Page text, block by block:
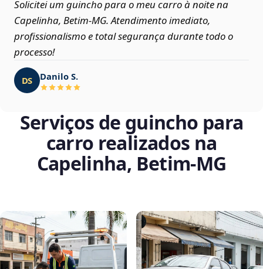
Solicitei um guincho para o meu carro à noite na
Capelinha, Betim‑MG. Atendimento imediato,
profissionalismo e total segurança durante todo o
processo!
DS Danilo S.
Serviços de guincho para
carro realizados na
Capelinha, Betim‑MG